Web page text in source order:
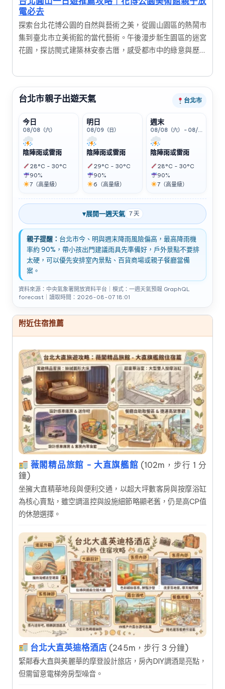
電必去
探索台北花博公園的自然與藝術之美，從圓山園區的熱鬧市
集到臺北市立美術館的當代藝術。午後漫步新生園區的迷宮
花園，探訪閩式建築林安泰古厝，感受都市中的綠意與歷史
台北市親子出遊天氣 台北市
今日
08/08（六）
陰陣雨或雷雨
28°C - 30°C
90%
7（高量級）
明日
08/09（日）
陰陣雨或雷雨
29°C - 30°C
90%
6（高量級）
週末
08/08（六） - 08/09（日）
陰陣雨或雷雨
28°C - 30°C
90%
7（高量級）
▾展開一週天氣 7 天
親子提醒： 台北市今、明與週末降雨風險偏高，最高降雨機
率約 90%，帶小孩出門建議雨具先準備好，戶外景點不要排
太硬，可以優先安排室內景點、百貨商場或親子餐廳當備
案。
資料來源：中央氣象署開放資料平台｜模式：一週天氣預報 GraphQL
forecast｜讀取時間：2026-08-07 18:01
附近住宿推薦
薇閣精品旅館 - 大直旗艦館 (102m，步行 1 分
鐘)
坐擁大直精華地段與便利交通，以超大坪數客房與按摩浴缸
為核心賣點，雖空調溫控與設施細節略顯老舊，仍是高CP值
的休憩選擇。
台北大直英迪格酒店 (245m，步行 3 分鐘)
緊鄰春大直與美麗華的摩登設計旅店，房內DIY調酒是亮點，
但需留意電梯旁房型噪音。